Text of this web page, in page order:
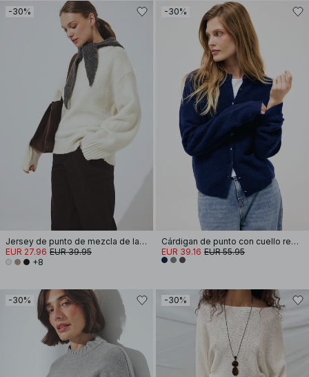
-30%
Jersey de punto de mezcla de lana con cuello redondo
EUR 27.96 EUR 39.95
+8
-30%
Cárdigan de punto con cuello redondo y botones
EUR 39.16 EUR 55.95
-30% -30%